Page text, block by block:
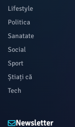
Lifestyle
Politica
Sanatate
Social
Sport
Știați că
Tech
Newsletter